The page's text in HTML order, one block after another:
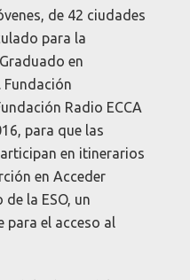
de 42 ciudades
para la
en
Fundación
Radio ECCA
para que las
en itinerarios
en Acceder
la ESO, un
para el acceso al